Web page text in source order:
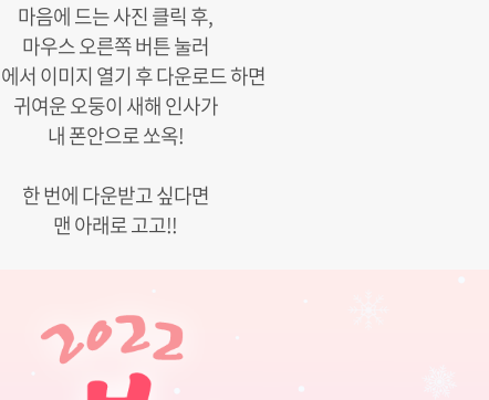
마음에 드는 사진 클릭 후,
마우스 오른쪽 버튼 눌러
서 이미지 열기 후 다운로드 하면
귀여운 오둥이 새해 인사가
내 폰안으로 쏘옥!
한 번에 다운받고 싶다면
맨 아래로 고고!!